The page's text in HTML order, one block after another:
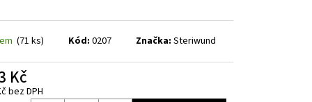
(71 ks) Kód: 0207 Značka: Steriwund
Kč
bez DPH